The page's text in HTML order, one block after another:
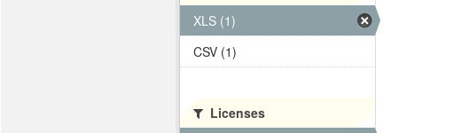
XLS (1)
CSV (1)
Licenses